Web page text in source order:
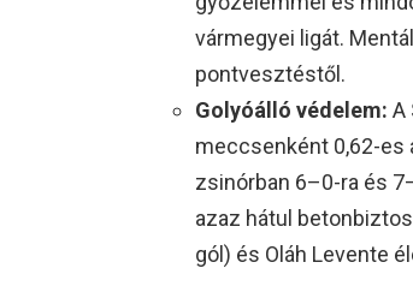
vármegyei ligát.
pontvesztéstől.
Golyóálló védelem: A
meccsenként 0,62-es
zsinórban 6–0-ra és
azaz hátul
gól) és Oláh Levente